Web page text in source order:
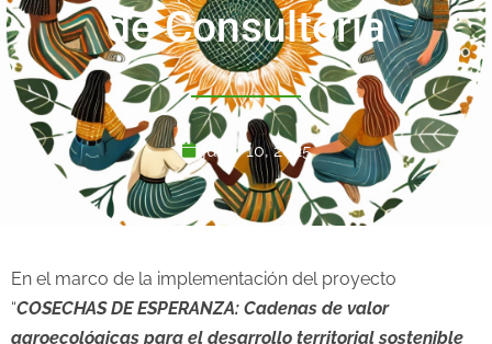
de Consultoría
junio 10, 2025
En el marco de la implementación del proyecto
“COSECHAS DE ESPERANZA: Cadenas de valor
agroecológicas para el desarrollo territorial sostenible